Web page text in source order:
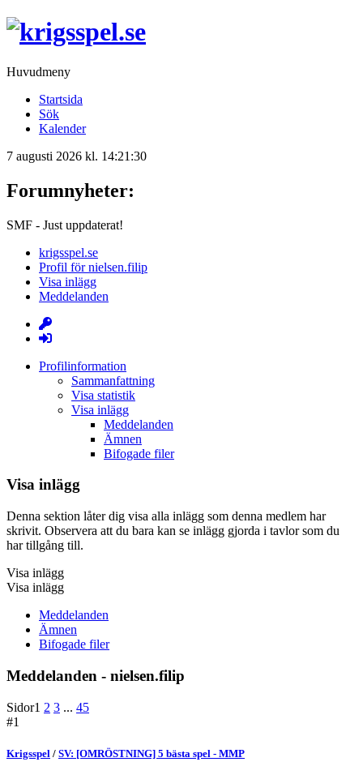
Huvudmeny
Startsida
Sök
Kalender
7 augusti 2026 kl. 14:21:30
Forumnyheter:
SMF - Just uppdaterat!
krigsspel.se
Profil för nielsen.filip
Visa inlägg
Meddelanden
Profilinformation
Sammanfattning
Visa statistik
Visa inlägg
Meddelanden
Ämnen
Bifogade filer
Visa inlägg
Denna sektion låter dig visa alla inlägg som denna medlem har
skrivit. Observera att du bara kan se inlägg gjorda i tavlor som du
har tillgång till.
Visa inlägg
Visa inlägg
Meddelanden
Ämnen
Bifogade filer
Meddelanden - nielsen.filip
Sidor1 2 3 ... 45
#1
Krigsspel / SV: [OMRÖSTNING] 5 bästa spel - MMP